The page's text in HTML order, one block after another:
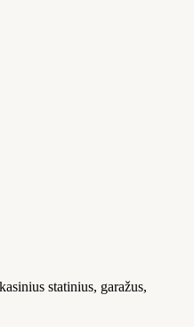
statinius, garažus,